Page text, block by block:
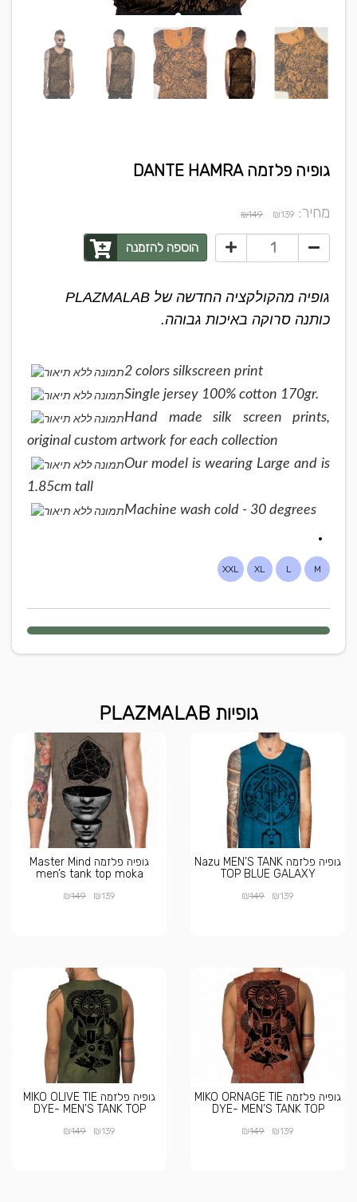
גופיה פלזמה DANTE HAMRA
מחיר: ₪139
₪149
הוספה להזמנה
גופיה מהקולקציה החדשה של PLAZMALAB
כותנה סרוקה באיכות גבוהה.
2 colors silkscreen print
Single jersey 100% cotton 170gr.
Hand made silk screen prints,
original custom artwork for each collection
Our model is wearing Large and is
1.85cm tall
Machine wash cold - 30 degrees
M
L
XL
XXL
גופיות PLAZMALAB
גופיה פלזמה Nazu MEN’S TANK
TOP BLUE GALAXY
₪139
₪149
גופיה פלזמה Master Mind
men’s tank top moka
₪139
₪149
גופיה פלזמה MIKO ORNAGE TIE
DYE- MEN’S TANK TOP
₪139
₪149
גופיה פלזמה MIKO OLIVE TIE
DYE- MEN’S TANK TOP
₪139
₪149